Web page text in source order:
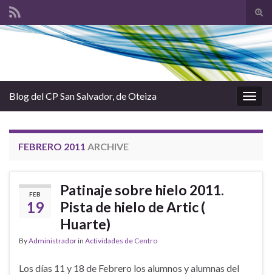
Search for:
Blog del CP San Salvador, de Oteiza
FEBRERO 2011 ARCHIVE
FEB
19
Patinaje sobre hielo 2011.
Pista de hielo de Artic (
Huarte)
ByAdministradorin Actividades de Centro
Los días 11 y 18 de Febrero los alumnos y alumnas del